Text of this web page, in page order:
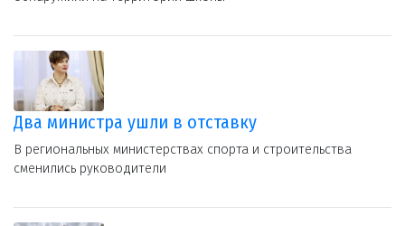
Два министра ушли в отставку
В региональных министерствах спорта и строительства
сменились руководители